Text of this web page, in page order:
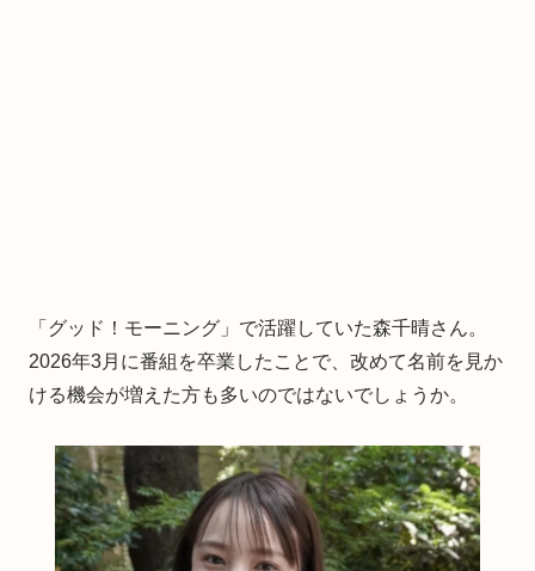
「グッド！モーニング」で活躍していた森千晴さん。
2026年3月に番組を卒業したことで、改めて名前を見か
ける機会が増えた方も多いのではないでしょうか。